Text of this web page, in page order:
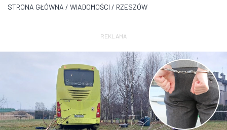
WIADOMOŚCI
ROZRYWKA
W KINACH
STRONA GŁÓWNA / WIADOMOŚCI / RZESZÓW
REKLAMA